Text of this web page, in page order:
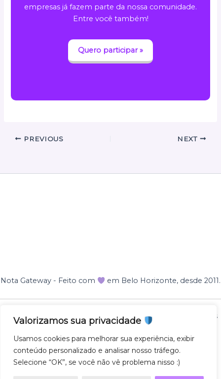
Valorizamos sua privacidade
Usamos cookies para melhorar sua experiência, exibir
conteúdo personalizado e analisar nosso tráfego.
Selecione “OK”, se você não vê problema nisso :)
empresas já fazem parte da nossa comunidade.
Entre você também!
Quero participar »
PREVIOUS NEXT
Nota Gateway - Feito com em Belo Horizonte, desde 2011.
Nota Gateway — 2011 - 2025 © Todos os direitos reservados
NOTA GATEWAY DESENVOLVIMENTO DE SOFTWARES
LTDA
CNPJ 57.743.975/0001-27
AV. GETULIO VARGAS 671 - SL500, SAVASSI, 30112-021,